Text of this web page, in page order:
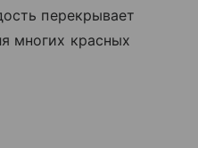
перекрывает
многих красных